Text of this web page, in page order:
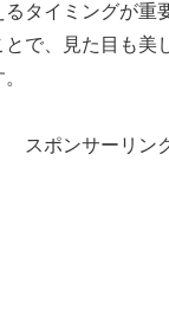
るタイミングが重
で、見た目も美
スポンサーリン